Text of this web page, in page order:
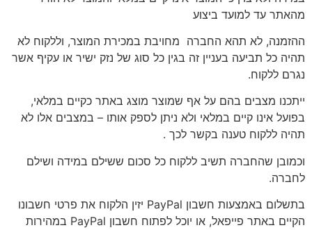
מהאתר עד למועד ביצוע
ההזמנה, לא תהא החברה מחויבת במכירת המוצר, וללקוח לא
תהיה כל תביעה בעניין זה בגין כל סוג של נזק ישיר או עקיף אשר
נגרם ללקוח.
ייתכנו מצבים בהם על אף שמוצר מוצג באתר כקיים במלאי,
בפועל אינו קיים במלאי ולא ניתן לספק אותו – במצבים אלו לא
תהיה ללקוח טענה בקשר לכך .
וכמובן שהחברה תשיב ללקוח כל סכום ששילם במידה ושילם
לחברה.
בתשלום באמצעות חשבון PayPal יזין הלקוח את פרטי חשבונו
הקיים באתר פייפאל, או יוכל לפתוח חשבון PayPal במהירות